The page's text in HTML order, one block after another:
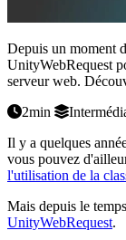
Depuis un moment
UnityWebRequest
serveur web.
2min
Il y a quelques
vous pouvez
l'utilisation de la
Mais depuis le
UnityWebRequest.